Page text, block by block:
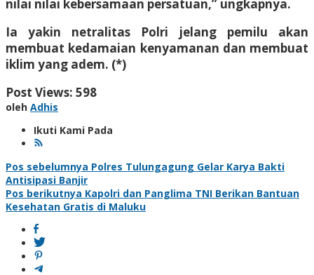
nilai nilai kebersamaan persatuan,” ungkapnya.
Ia yakin netralitas Polri jelang pemilu akan
membuat kedamaian kenyamanan dan membuat
iklim yang adem. (*)
Post Views: 598
oleh Adhis
Ikuti Kami Pada
Navigasi
pos
Pos sebelumnya Polres Tulungagung Gelar Karya Bakti
Antisipasi Banjir
Pos berikutnya Kapolri dan Panglima TNI Berikan Bantuan
Kesehatan Gratis di Maluku